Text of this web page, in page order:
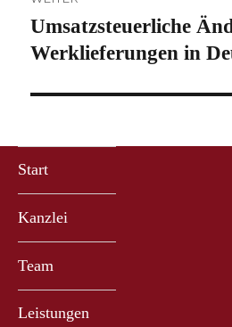
Nächster
Beitrag:
Umsatzsteuerliche
Werklieferungen in
Start
Kanzlei
Team
Leistungen